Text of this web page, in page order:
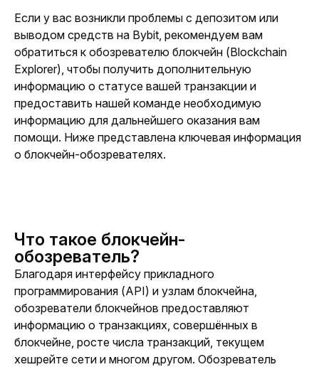
Если у вас возникли проблемы с депозитом или
выводом средств на Bybit, рекомендуем вам
обратиться к обозревателю блокчейн (Blockchain
Explorer), чтобы получить дополнительную
информацию о статусе вашей транзакции и
предоставить нашей команде необходимую
информацию для дальнейшего оказания вам
помощи. Ниже представлена ключевая информация
о блокчейн-обозревателях.
Что такое блокчейн-
обозреватель?
Благодаря интерфейсу прикладного
программирования (API) и узлам блокчейна,
обозреватели блокчейнов предоставляют
информацию о транзакциях, совершённых в
блокчейне, росте числа транзакций, текущем
хешрейте сети и многом другом. Обозреватель